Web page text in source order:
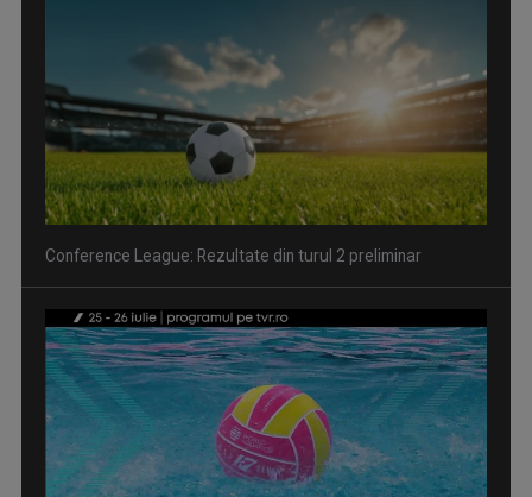
Conference League: Rezultate din turul 2 preliminar